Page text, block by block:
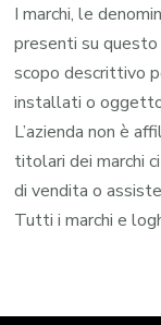
I marchi, le
presenti su
scopo descrittivo
installati o
L’azienda non è
titolari dei marchi
di vendita o
Tutti i marchi e